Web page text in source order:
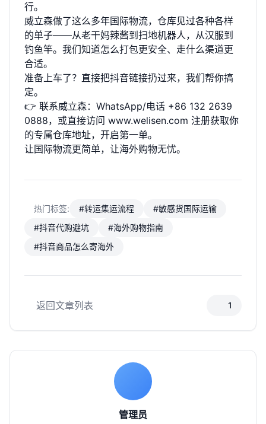
行。
威立森做了这么多年国际物流，仓库见过各种各样
的单子——从老干妈辣酱到扫地机器人，从汉服到
钓鱼竿。我们知道怎么打包更安全、走什么渠道更
合适。
准备上车了？直接把抖音链接扔过来，我们帮你搞
定。
👉 联系威立森：WhatsApp/电话 +86 132 2639
0888，或直接访问 www.welisen.com 注册获取你
的专属仓库地址，开启第一单。
让国际物流更简单，让海外购物无忧。
热门标签: #转运集运流程
#敏感货国际运输
#抖音代购避坑
#海外购物指南
#抖音商品怎么寄海外
返回文章列表 1
管理员